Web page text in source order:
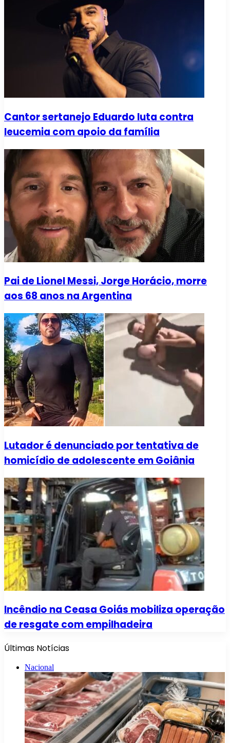
Cantor sertanejo Eduardo luta contra
leucemia com apoio da família
Pai de Lionel Messi, Jorge Horácio, morre
aos 68 anos na Argentina
Lutador é denunciado por tentativa de
homicídio de adolescente em Goiânia
Incêndio na Ceasa Goiás mobiliza operação
de resgate com empilhadeira
Últimas Notícias
Nacional